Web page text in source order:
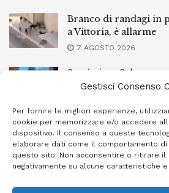
Gestisci Consenso
Per fornire le migliori esperienze,
cookie per memorizzare e/o accedere
dispositivo. Il consenso a queste
elaborare dati come il comportamento di
questo sito. Non acconsentire o ritirare il
negativamente su alcune caratteristiche e
Branco di randagi in
a Vittoria, è allarme
7 AGOSTO 2026
Santissimo Salvatore
sera la processione
L’Ebt Ragusa
conciliazione
7 AGOSTO 2026